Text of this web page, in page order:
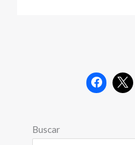
Buscar